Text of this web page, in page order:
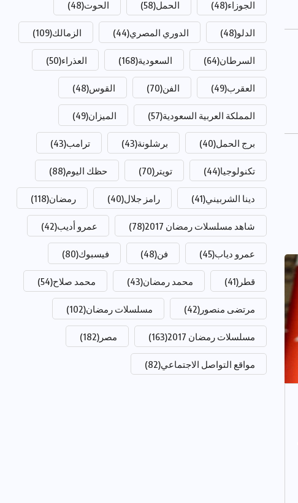
الجوزاء(48) الحمل(58) الحوت(48)
الدلو(48) الدوري المصري(44) الزمالك(109)
السرطان(64) السعودية(168) العذراء(50)
العقرب(49) الفن(70) القوس(48)
المملكة العربية السعودية(57) الميزان(49)
برج الحمل(40) برشلونة(43) ترامب(43)
تكنولوجيا(44) تويتر (70) حظك اليوم(88)
دينا الشربيني(41) رامز جلال(40) رمضان(118)
شاهد مسلسلات رمضان 2017 (78) عمرو أديب(42)
عمرو دياب(45) فن(48) فيسبوك(80)
قطر (41) محمد رمضان(43) محمد صلاح(54)
مرتضى منصور (42) مسلسلات رمضان(102)
مسلسلات رمضان 2017 (163) مصر (182)
مواقع التواصل الاجتماعي(82)